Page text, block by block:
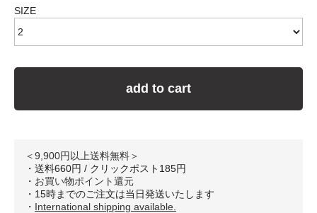
SIZE
add to cart
＜9,900円以上送料無料＞
・送料660円 / クリックポスト185円
・ お買い物ポイント還元
・15時までのご注文は当日発送いたします
・ International shipping available.